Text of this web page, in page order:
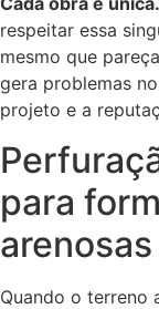
respeitar essa
mesmo que
gera problemas
projeto e a
para
arenosas
Quando o terreno